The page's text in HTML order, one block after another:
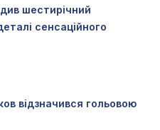
шестирічний
сенсаційного
відзначився гольовою